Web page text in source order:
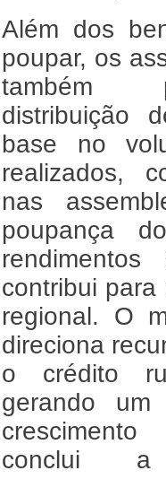
Além dos
poupar, os
também
distribuição
base no
realizados,
nas
poupança
contribui para
regional. O
direciona
o crédito
gerando
conclui